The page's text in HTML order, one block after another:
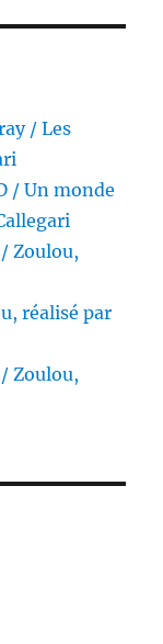
/ Les
/ Un monde
Zoulou,
réalisé par
Zoulou,